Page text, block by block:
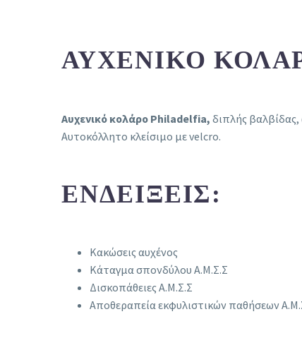
ΑΥΧΕΝΙΚΌ
Αυχενικό κολάρο Philadelfia, διπλής
Αυτοκόλλητο κλείσιμο με velcro.
ΕΝΔΕΊΞΕΙΣ:
Κακώσεις αυχένος
Κάταγμα σπονδύλου Α.Μ.Σ.Σ
Δισκοπάθειες Α.Μ.Σ.Σ
Αποθεραπεία εκφυλιστικών παθήσεων